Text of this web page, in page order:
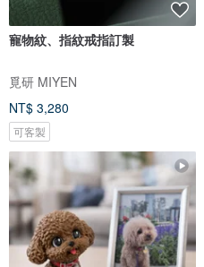
寵物紋、指紋戒指訂製
覓研 MIYEN
NT$ 3,280
可客製